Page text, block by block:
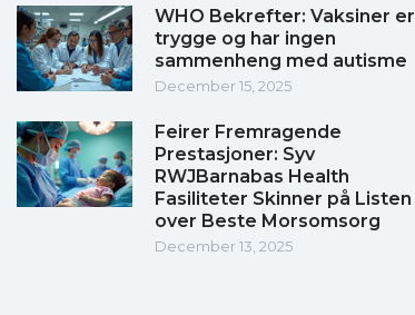
WHO Bekrefter: Vaksiner er
trygge og har ingen
sammenheng med autisme
December 15, 2025
Feirer Fremragende
Prestasjoner: Syv
RWJBarnabas Health
Fasiliteter Skinner på Listen
over Beste Morsomsorg
December 13, 2025